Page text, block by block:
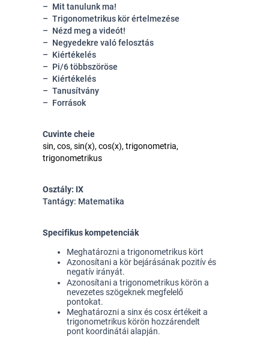
Mit tanulunk ma!
Trigonometrikus kör értelmezése
Nézd meg a videót!
Negyedekre való felosztás
Kiértékelés
Pi/6 többszöröse
Kiértékelés
Tanusítvány
Források
Cuvinte cheie
sin, cos, sin(x), cos(x), trigonometria,
trigonometrikus
Osztály: IX
Tantágy: Matematika
Specifikus kompetenciák
Meghatározni a trigonometrikus kört
Azonosítani a kör bejárásának pozitív és
negatív irányát.
Azonosítani a trigonometrikus körön a
nevezetes szögeknek megfelelő
pontokat.
Meghatározni a sinx és cosx értékeit a
trigonometrikus körön hozzárendelt
pont koordinátái alapján.